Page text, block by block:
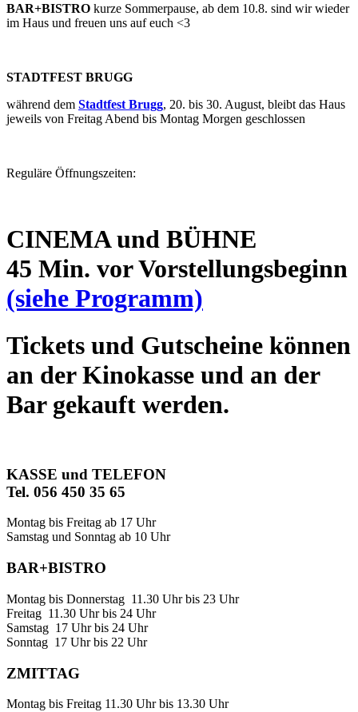
BAR+BISTRO kurze Sommerpause, ab dem 10.8. sind wir wieder
im Haus und freuen uns auf euch <3
STADTFEST BRUGG
während dem Stadtfest Brugg, 20. bis 30. August, bleibt das Haus
jeweils von Freitag Abend bis Montag Morgen geschlossen
Reguläre Öffnungszeiten:
CINEMA und BÜHNE
45 Min. vor Vorstellungsbeginn
(siehe Programm)
Tickets und Gutscheine können
an der Kinokasse und an der
Bar gekauft werden.
KASSE und TELEFON
Tel. 056 450 35 65
Montag bis Freitag ab 17 Uhr
Samstag und Sonntag ab 10 Uhr
BAR+BISTRO
Montag bis Donnerstag 11.30 Uhr bis 23 Uhr
Freitag 11.30 Uhr bis 24 Uhr
Samstag 17 Uhr bis 24 Uhr
Sonntag 17 Uhr bis 22 Uhr
ZMITTAG
Montag bis Freitag 11.30 Uhr bis 13.30 Uhr